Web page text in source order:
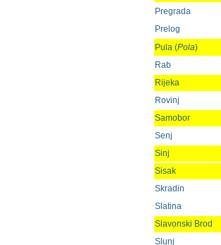
Pregrada
Prelog
Pula (Pola)
Rab
Rijeka
Rovinj
Samobor
Senj
Sinj
Sisak
Skradin
Slatina
Slavonski Brod
Slunj